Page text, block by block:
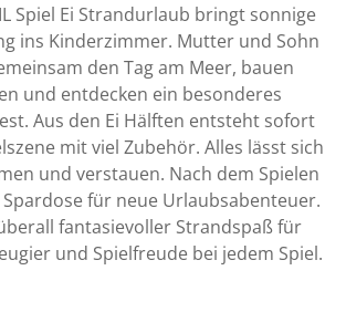
Spiel Ei Strandurlaub bringt sonnige
ins Kinderzimmer. Mutter und Sohn
den Tag am Meer, bauen
und entdecken ein besonderes
Aus den Ei Hälften entsteht sofort
mit viel Zubehör. Alles lässt sich
und verstauen. Nach dem Spielen
für neue Urlaubsabenteuer.
fantasievoller Strandspaß für
und Spielfreude bei jedem Spiel.